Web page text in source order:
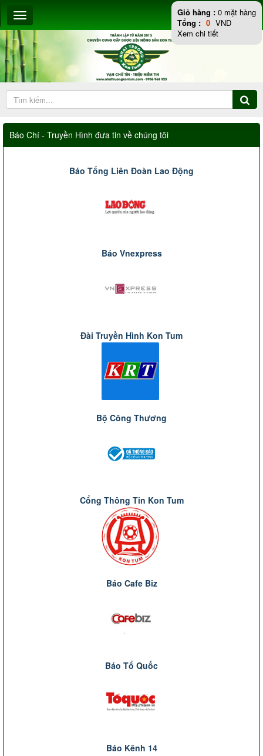
Báo Chí - Truyền Hình đưa tin về chúng tôi
Báo Tổng Liên Đoàn Lao Động
Báo Vnexpress
Đài Truyền Hình Kon Tum
Bộ Công Thương
Cổng Thông Tin Kon Tum
Báo Cafe Biz
Báo Tổ Quốc
Báo Kênh 14
Giỏ hàng : 0 mặt hàng
Tổng : 0 VND
Xem chi tiết